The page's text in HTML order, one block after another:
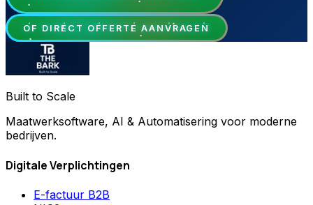
OF DIRECT OFFERTE AANVRAGEN
Built to Scale
Maatwerksoftware, AI & Automatisering voor moderne
bedrijven.
Digitale Verplichtingen
E-factuur B2B